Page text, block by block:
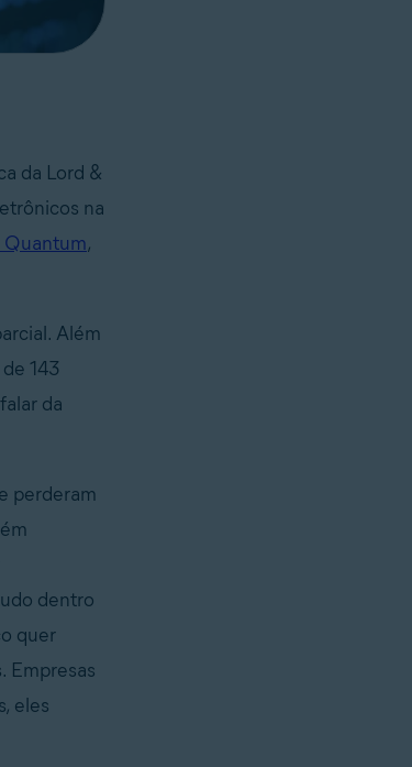
da Lord &
na
Quantum,
Além
143
da
perderam
dentro
quer
Empresas
eles